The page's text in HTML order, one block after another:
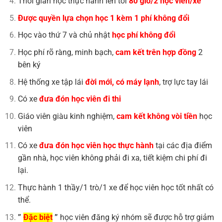
Được quyền lựa chọn học 1 kèm 1 phí không đổi
Học vào thứ 7 và chủ nhật học phí không đổi
Học phí rõ ràng, minh bạch, cam kết trên hợp đồng2
bên ký
Hệ thống xe tập lái đời mới, có máy lạnh, trợ lực tay lái
Có xe đưa đón học viên đi thi
Giáo viên giàu kinh nghiệm, cam kết không vòi tiềnhọc
viên
Có xe đưa đón học viên học thực hànhtại các địa điểm
gần nhà, học viên không phải đi xa, tiết kiệm chi phí đi
lại.
Thực hành 1 thầy/1 trò/1 xe để học viên học tốt nhất có
thể.
” Đặc biệt” học viên đăng ký nhóm sẽ được hỗ trợ giảm